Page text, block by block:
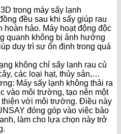
trong máy sấy lạnh
đều sau khi sấy giúp rau
hảo. Máy hoạt động độc
quanh không bị ảnh hưởng
duy trì sự ổn định trong quá
không chỉ sấy lạnh rau củ
các loại hạt, thủy sản,…
Máy sấy lạnh không thải ra
vào môi trường, tạo nên một
thiện với môi trường. Điều này
đóng góp vào việc bảo
làm cho lựa chọn này trở